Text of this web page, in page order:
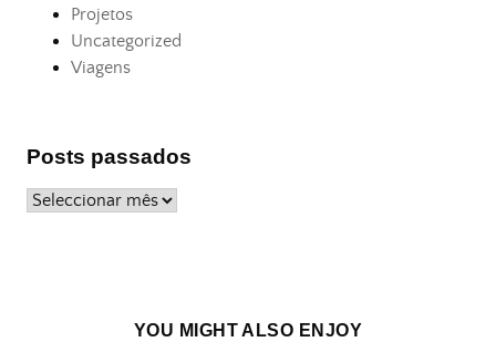
Projetos
Uncategorized
Viagens
Posts passados
Posts
YOU MIGHT ALSO ENJOY